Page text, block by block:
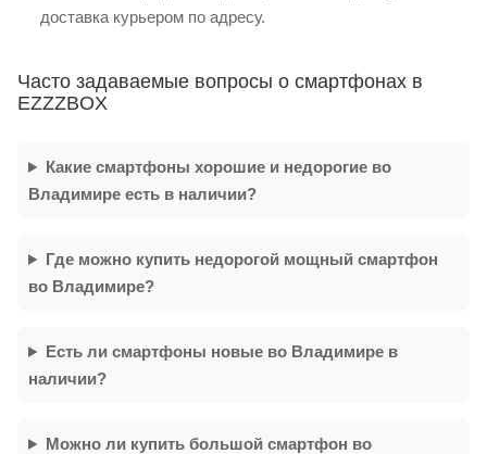
доставка курьером по адресу.
Часто задаваемые вопросы о смартфонах в
EZZZBOX
Какие смартфоны хорошие и недорогие во
Владимире есть в наличии?
Где можно купить недорогой мощный смартфон
во Владимире?
Есть ли смартфоны новые во Владимире в
наличии?
Можно ли купить большой смартфон во